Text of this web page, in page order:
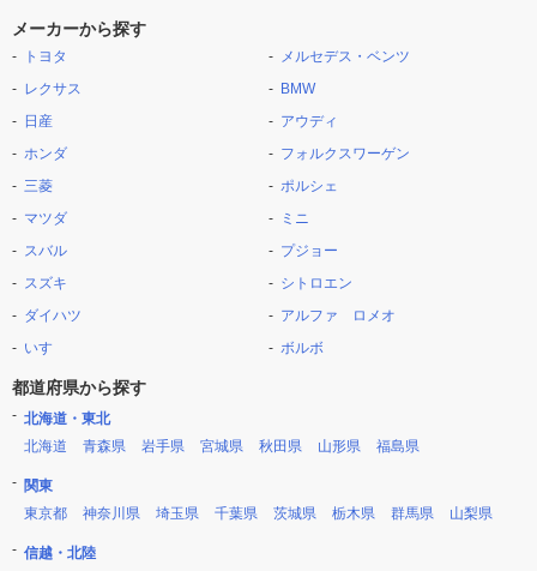
メーカーから探す
トヨタ
レクサス
日産
ホンダ
三菱
マツダ
スバル
スズキ
ダイハツ
いすゞ
メルセデス・ベンツ
BMW
アウディ
フォルクスワーゲン
ポルシェ
ミニ
プジョー
シトロエン
アルファ ロメオ
ボルボ
都道府県から探す
北海道・東北
北海道
青森県 岩手県 宮城県 秋田県 山形県 福島県
関東
東京都
神奈川県 埼玉県 千葉県 茨城県 栃木県 群馬県 山梨県
信越・北陸